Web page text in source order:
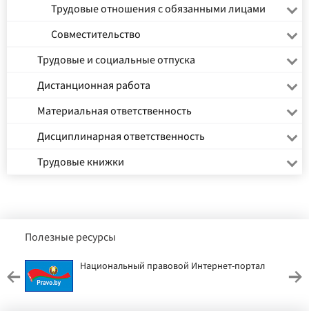
Трудовые отношения с обязанными лицами
Совместительство
Трудовые и социальные отпуска
Дистанционная работа
Материальная ответственность
Дисциплинарная ответственность
Трудовые книжки
Полезные ресурсы
Национальный правовой Интернет-портал